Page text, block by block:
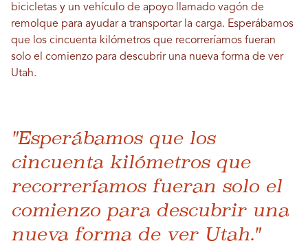
bicicletas y un vehículo de apoyo llamado vagón de
remolque para ayudar a transportar la carga. Esperábamos
que los cincuenta kilómetros que recorreríamos fueran
solo el comienzo para descubrir una nueva forma de ver
Utah.
"Esperábamos que los
cincuenta kilómetros que
recorreríamos fueran solo el
comienzo para descubrir una
nueva forma de ver Utah."